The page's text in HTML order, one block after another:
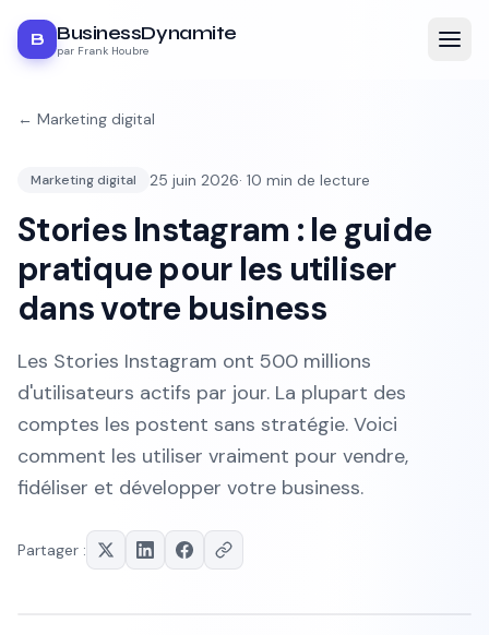
B BusinessDynamite
par Frank Houbre
← Marketing digital
Marketing digital 25 juin 2026· 10 min de lecture
Stories Instagram : le guide
pratique pour les utiliser
dans votre business
Les Stories Instagram ont 500 millions
d'utilisateurs actifs par jour. La plupart des
comptes les postent sans stratégie. Voici
comment les utiliser vraiment pour vendre,
fidéliser et développer votre business.
Partager :